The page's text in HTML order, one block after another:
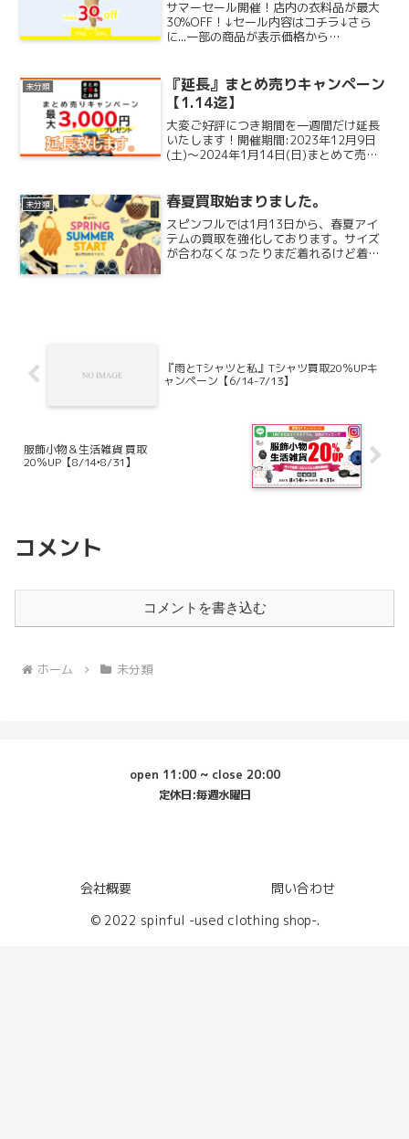
サマーセール開催！店内の衣料品が最大
30%OFF！↓セール内容はコチラ↓さら
に...一部の商品が表示価格から
セール期間は7/15(土)~7/24(月)まで！
人気...
未分類
『延長』まとめ売りキャンペーン
【1.14迄】
大変ご好評につき期間を一週間だけ延長
いたします！開催期間:2023年12月9日
(土)～2024年1月14日(日)まとめて売れ
とめ売りキャンペーンについて>トップ
ス...
未分類 春夏買取始まりました。
スピンフルでは1月13日から、春夏アイ
テムの買取を強化しております。サイズ
が合わなくなったりまだ着れるけど着な
『雨とTシャツと私』Tシャツ買取20％UPキ
ャンペーン【6/14-7/13】
服飾小物＆生活雑貨 買取
20％UP【8/14‣8/31】
コメント
コメントを書き込む
ホーム 未分類
open 11:00 ~ close 20:00
定休日:毎週水曜日
会社概要
問い合わせ
© 2022 spinful -used clothing shop-.